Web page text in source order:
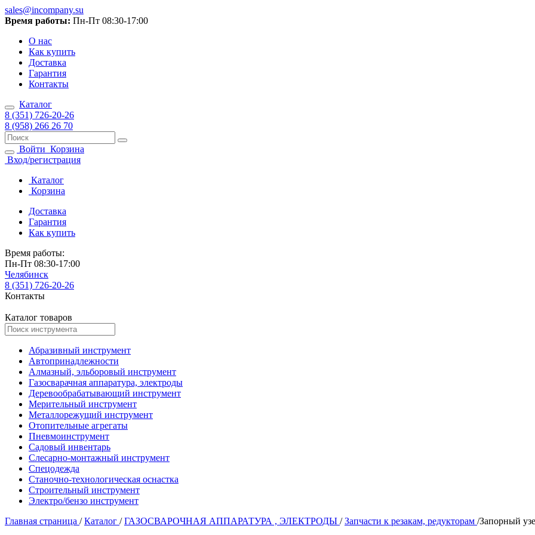
sales@incompany.su
Время работы: Пн-Пт 08:30-17:00
О нас
Как купить
Доставка
Гарантия
Контакты
Каталог
8 (351) 726-20-26
8 (958) 266 26 70
Войти Корзина
Вход/регистрация
Каталог
Корзина
Доставка
Гарантия
Как купить
Время работы:
Пн-Пт 08:30-17:00
Челябинск
8 (351) 726-20-26
Контакты
Каталог товаров
Абразивный инструмент
Автопринадлежности
Алмазный, эльборовый инструмент
Газосварачная аппаратура, электроды
Деревообрабатывающий инструмент
Мерительный инструмент
Металлорежущий инструмент
Отопительные агрегаты
Пневмоинструмент
Садовый инвентарь
Слесарно-монтажный инструмент
Спецодежда
Станочно-технологическая оснастка
Строительный инструмент
Электро/бензо инструмент
Главная страница / Каталог / ГАЗОСВАРОЧНАЯ АППАРАТУРА , ЭЛЕКТРОДЫ / Запчасти к резакам, редукторам /Запорный